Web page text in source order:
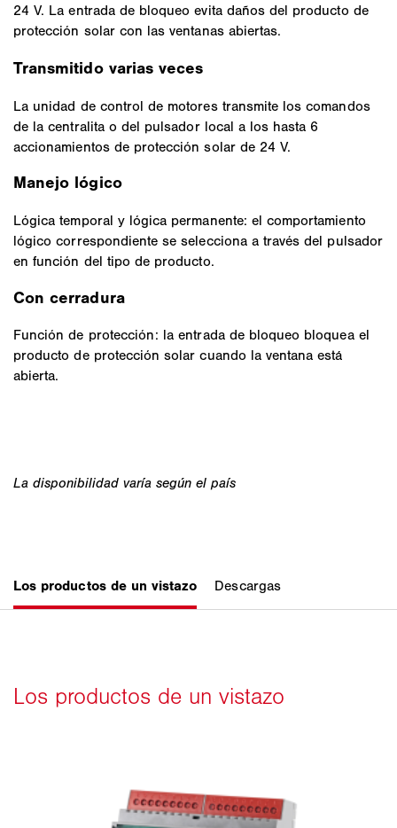
24 V. La entrada de bloqueo evita daños del producto de
protección solar con las ventanas abiertas.
Transmitido varias veces
La unidad de control de motores transmite los comandos
de la centralita o del pulsador local a los hasta 6
accionamientos de protección solar de 24 V.
Manejo lógico
Lógica temporal y lógica permanente: el comportamiento
lógico correspondiente se selecciona a través del pulsador
en función del tipo de producto.
Con cerradura
Función de protección: la entrada de bloqueo bloquea el
producto de protección solar cuando la ventana está
abierta.